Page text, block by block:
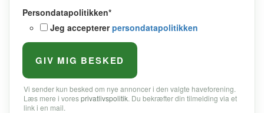
Persondatapolitikken*
Jeg acceptererpersondatapolitikken
Vi sender kun besked om nye annoncer i den valgte haveforening.
Læs mere i voresprivatlivspolitik. Du bekræfter din tilmelding via et
link i en mail.